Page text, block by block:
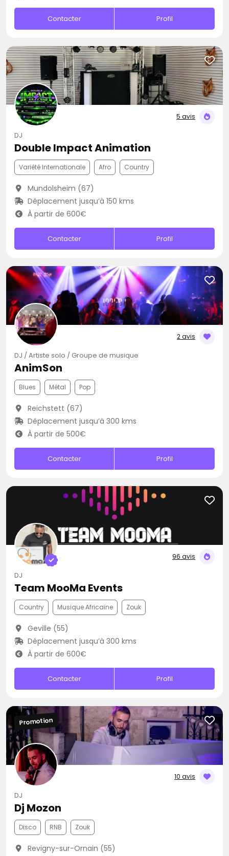
Contacter Profil
5 avis
DJ
Double Impact Animation
Variété Internationale Afro Country
Mundolsheim (67)
Déplacement jusqu’à 150 kms
À partir de 600€
Contacter Profil
2 avis
DJ / Artiste solo / Groupe de musique
AnimSon
Blues Métal Pop
Reichstett (67)
Déplacement jusqu’à 300 kms
À partir de 500€
Contacter Profil
96 avis
DJ
Team MooMa Events
Country Musique Africaine Zouk
Geville (55)
Déplacement jusqu’à 300 kms
À partir de 600€
Contacter Profil
10 avis
Promotion
DJ
Dj Mozon
Disco RNB Zouk
Revigny-sur-Ornain (55)